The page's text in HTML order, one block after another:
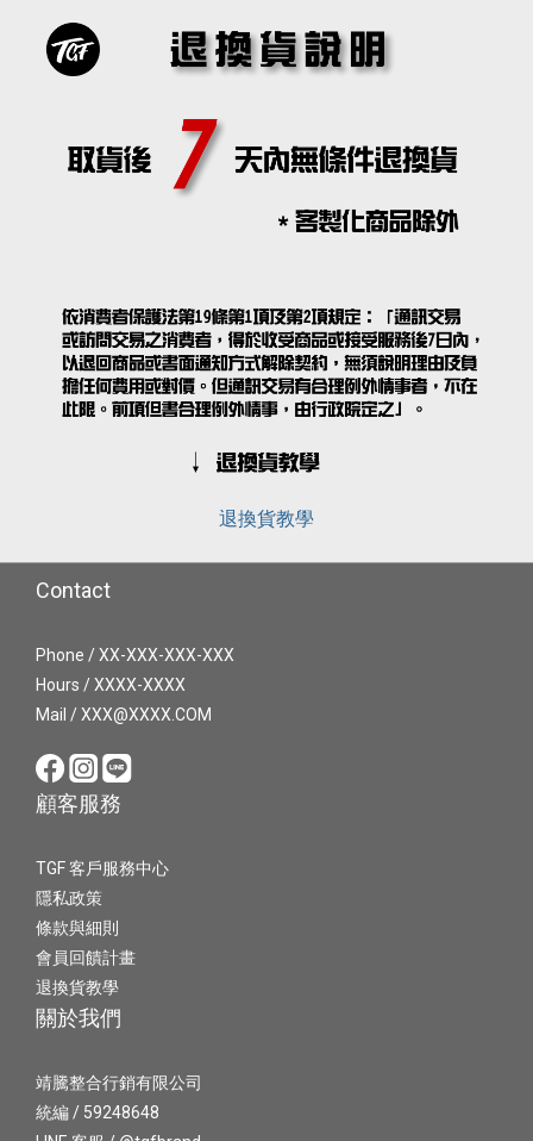
退換貨教學
Contact
Phone / XX-XXX-XXX-XXX
Hours / XXXX-XXXX
Mail / XXX@XXXX.COM
顧客服務
TGF 客戶服務中心
隱私政策
條款與細則
會員回饋計畫
退換貨教學
關於我們
靖騰整合行銷有限公司
統編 / 59248648